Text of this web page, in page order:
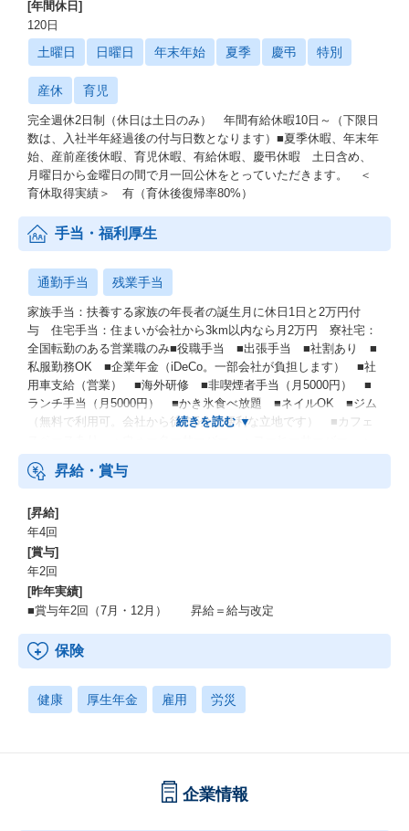
[年間休日]
120日
土曜日 日曜日 年末年始 夏季 慶弔 特別
産休 育児
完全週休2日制（休日は土日のみ） 年間有給休暇10日～（下限日
数は、入社半年経過後の付与日数となります）■夏季休暇、年末年
始、産前産後休暇、育児休暇、有給休暇、慶弔休暇 土日含め、
月曜日から金曜日の間で月一回公休をとっていただきます。 ＜
育休取得実績＞ 有（育休後復帰率80%）
手当・福利厚生
通勤手当 残業手当
家族手当：扶養する家族の年長者の誕生月に休日1日と2万円付
与 住宅手当：住まいが会社から3km以内なら月2万円 寮社宅：
全国転勤のある営業職のみ■役職手当 ■出張手当 ■社割あり ■
私服勤務OK ■企業年金（iDeCo。一部会社が負担します） ■社
用車支給（営業） ■海外研修 ■非喫煙者手当（月5000円） ■
ランチ手当（月5000円） ■かき氷食べ放題 ■ネイルOK ■ジム
（無料で利用可。会社から徒歩5分と便利な立地です） ■カフェ
ティーメーカー ■特別手当（扶養する家族・配偶者のうち、年長
者の誕生月に休日1日と2万円付与）
昇給・賞与
[昇給]
年4回
[賞与]
年2回
[昨年実績]
■賞与年2回（7月・12月） 昇給＝給与改定
保険
健康 厚生年金 雇用 労災
企業情報